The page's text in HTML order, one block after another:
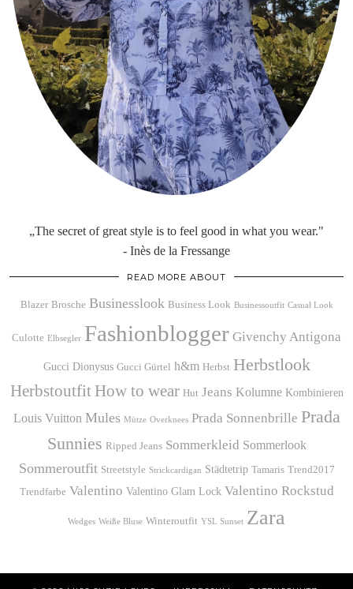
„The secret of great style is to feel good in what you wear."
- Inès de la Fressange
READ MORE ABOUT
Blazer Brosche Businesslook Business Look Businessoutfit Casual Look
Culotte Elbsegler Fashionblogger Givenchy Antigona
Gucci Dionysus Gucci Gürtel h&m Herbst Herbstlook
Herbstoutfit How to wear Hut Jeans Kolumne Kombinieren
Louis Vuitton Mules Mütze Overknees Prada Sonnenbrille Prada
Sunnies Ripped Jeans Sommerkleid Sommerlook
Sommeroutfit Streetstyle Strickcardigan Städtetrip Tamaris Trend2017
Trendfarbe Valentino Valentino Glam Lock Valentino Rockstud
Wedges Weiße Bluse Winteroutfit YSL Sunset Zara